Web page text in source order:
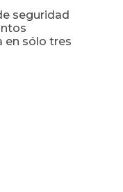
seguridad
en sólo tres